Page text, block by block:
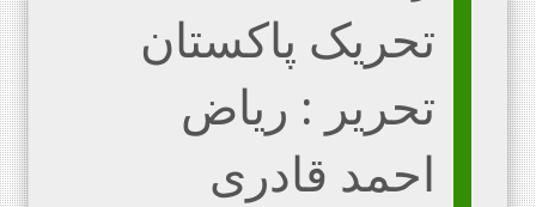
تحریک پاکستان
تحریر : ریاض
احمد قادری